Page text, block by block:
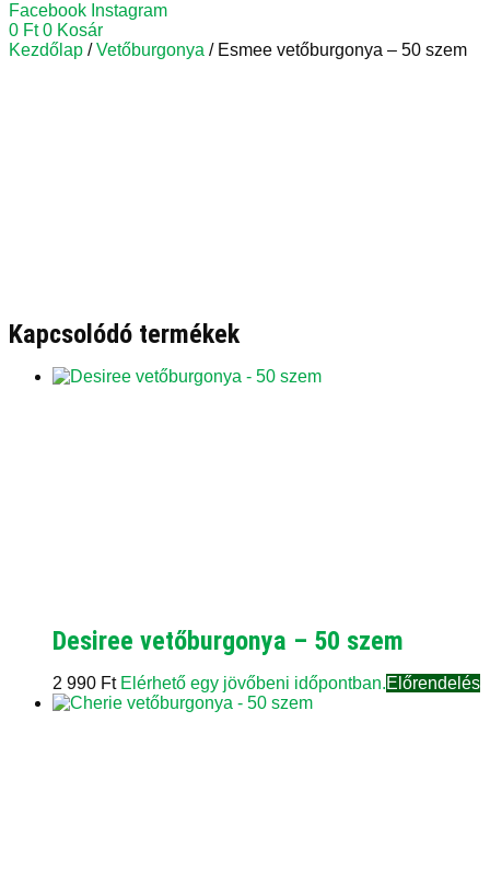
Facebook Instagram
0 Ft 0 Kosár
Kezdőlap /Vetőburgonya / Esmee vetőburgonya – 50 szem
Kapcsolódó termékek
Desiree vetőburgonya – 50 szem
2 990 Ft Elérhető egy jövőbeni időpontban.Előrendelés